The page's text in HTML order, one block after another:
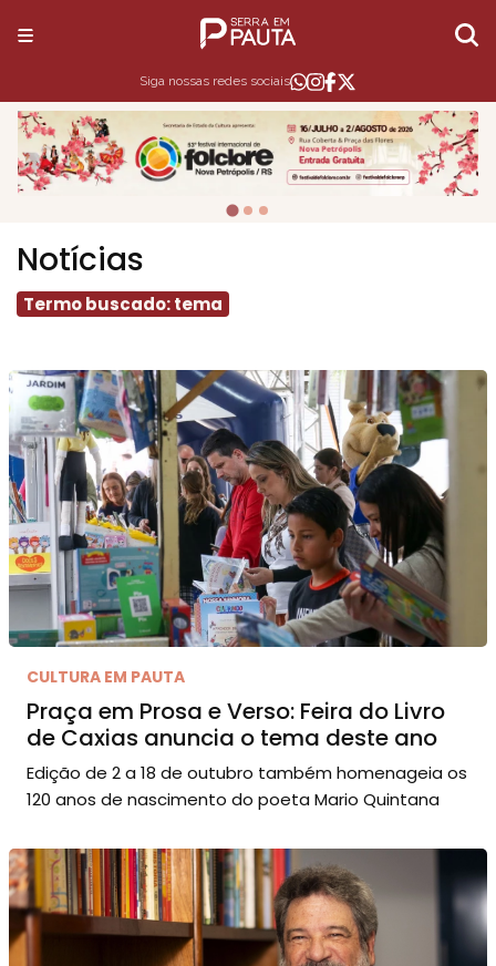
Siga nossas redes sociais
Notícias
Termo buscado: tema
CULTURA EM PAUTA
Praça em Prosa e Verso: Feira do Livro
de Caxias anuncia o tema deste ano
Edição de 2 a 18 de outubro também homenageia os
120 anos de nascimento do poeta Mario Quintana